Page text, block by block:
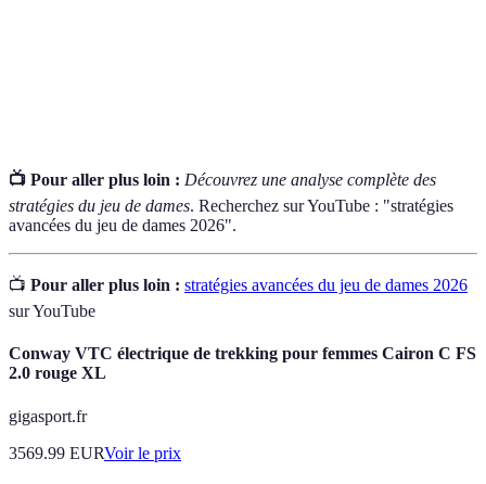
📺 Pour aller plus loin : Découvrez une analyse complète des
stratégies du jeu de dames. Recherchez sur YouTube : "stratégies
avancées du jeu de dames 2026".
📺 Pour aller plus loin : stratégies avancées du jeu de dames 2026
sur YouTube
Conway VTC électrique de trekking pour femmes Cairon C FS
2.0 rouge XL
gigasport.fr
3569.99 EURVoir le prix